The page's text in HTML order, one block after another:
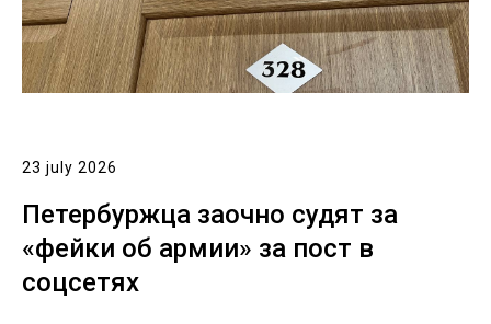
23 july 2026
Петербуржца заочно судят за
«фейки об армии» за пост в
соцсетях